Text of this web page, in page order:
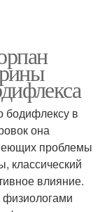
бодифлексу в
она
проблемы
классический
влияние.
физиологами